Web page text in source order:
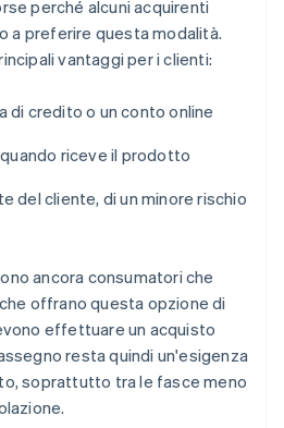
perché alcuni acquirenti
a preferire questa modalità.
vantaggi per i clienti:
di credito o un conto online
riceve il prodotto
del cliente, di un minore rischio
ancora consumatori che
offrano questa opzione di
effettuare un acquisto
resta quindi un'esigenza
soprattutto tra le fasce meno